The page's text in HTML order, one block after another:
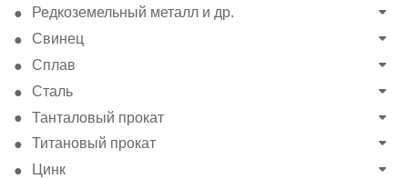
Редкоземельный металл и др.
Свинец
Сплав
Сталь
Танталовый прокат
Титановый прокат
Цинк